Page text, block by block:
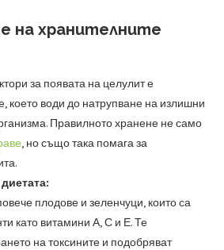
на хранителните
за появата на целулит е
което води до натрупване на излишни
Правилното хранене не само
, но също така помага за
плодове и зеленчуци, които са
като витамини А, С и Е. Те
на токсините и подобряват